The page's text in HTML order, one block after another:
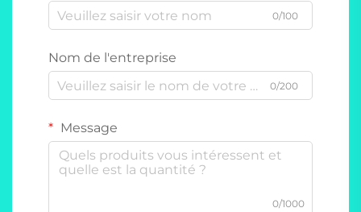
0/100
Nom de l'entreprise
0/200
Message
0/1000